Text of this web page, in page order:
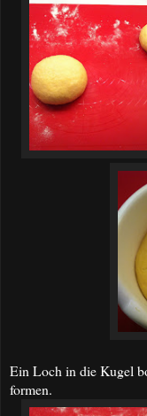
Ein Loch in die Kugel
formen.